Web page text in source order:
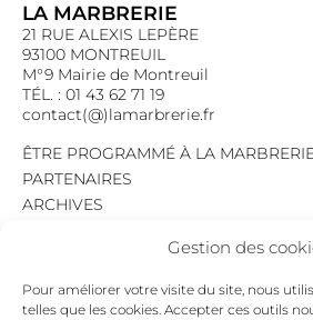
Gestion des
Pour améliorer votre visite du site, nous
telles que les cookies. Accepter ces outils
LA MARBRERIE
21 RUE ALEXIS LEPÈRE
93100 MONTREUIL
M°9 Mairie de Montreuil
TÉL. : 01 43 62 71 19
contact(@)lamarbrerie.fr
ÊTRE PROGRAMMÉ À LA
PARTENAIRES
ARCHIVES
MENTIONS LÉGALES
POLITIQUE DE CONFIDENTIALITÉ
COOKIES